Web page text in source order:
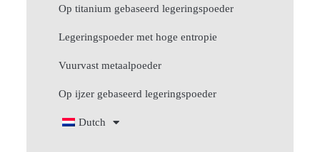
Op titanium gebaseerd legeringspoeder
Legeringspoeder met hoge entropie
Vuurvast metaalpoeder
Op ijzer gebaseerd legeringspoeder
Dutch